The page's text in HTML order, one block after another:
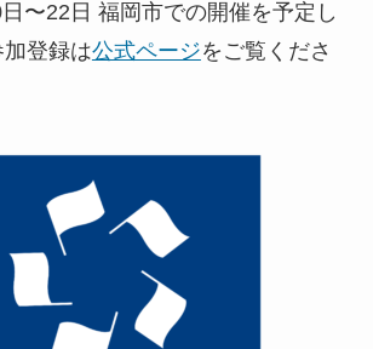
〜22日 福岡市での開催を予定し
登録は公式ページをご覧くださ